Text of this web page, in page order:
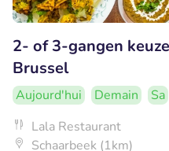
2- of 3-gangen
Brussel
Aujourd'hui Demain Sa
Lala Restaurant
Schaarbeek (1km)